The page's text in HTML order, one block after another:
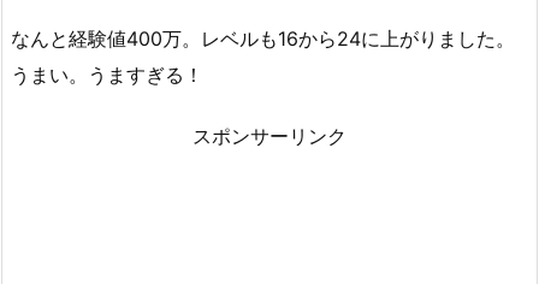
なんと経験値400万。レベルも16から24に上がりました。
うまい。うますぎる！
スポンサーリンク